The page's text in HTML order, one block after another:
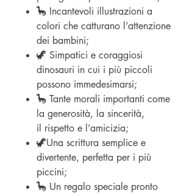
🦕 Incantevoli illustrazioni a
colori che catturano l’attenzione
dei bambini;
🦖 Simpatici e coraggiosi
dinosauri in cui i più piccoli
possono immedesimarsi;
🦕 Tante morali importanti come
la generosità, la sincerità,
il rispetto e l’amicizia;
🦖Una scrittura semplice e
divertente, perfetta per i più
piccini;
🦕 Un regalo speciale pronto